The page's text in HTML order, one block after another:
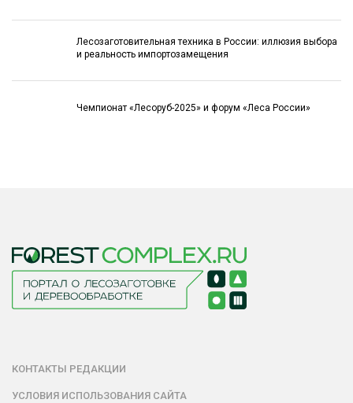
Лесозаготовительная техника в России: иллюзия выбора
и реальность импортозамещения
Чемпионат «Лесоруб-2025» и форум «Леса России»
КОНТАКТЫ РЕДАКЦИИ
УСЛОВИЯ ИСПОЛЬЗОВАНИЯ САЙТА